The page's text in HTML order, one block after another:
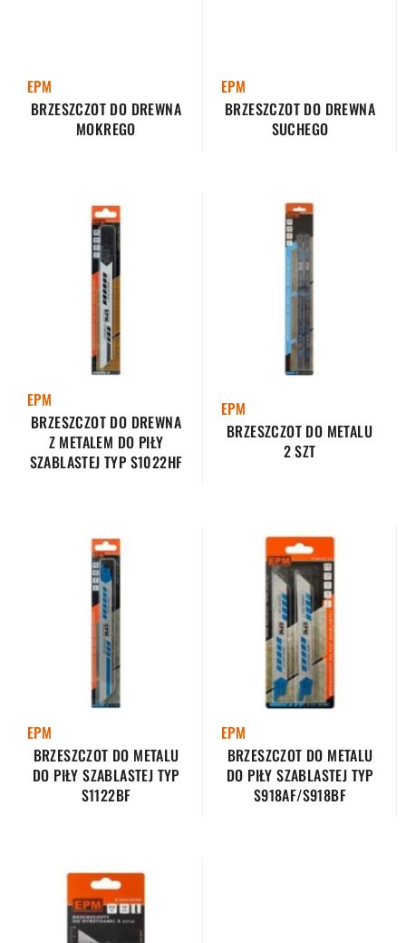
EPM
BRZESZCZOT DO DREWNA
MOKREGO
EPM
BRZESZCZOT DO DREWNA
SUCHEGO
EPM
BRZESZCZOT DO DREWNA
Z METALEM DO PIŁY
SZABLASTEJ TYP S1022HF
EPM
BRZESZCZOT DO METALU
2 SZT
EPM
BRZESZCZOT DO METALU
DO PIŁY SZABLASTEJ TYP
S1122BF
EPM
BRZESZCZOT DO METALU
DO PIŁY SZABLASTEJ TYP
S918AF/S918BF